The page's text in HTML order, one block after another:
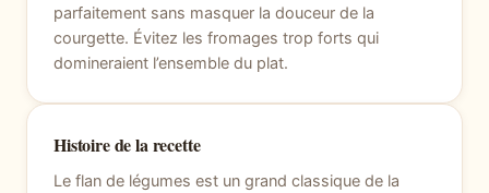
parfaitement sans masquer la douceur de la
courgette. Évitez les fromages trop forts qui
domineraient l’ensemble du plat.
Histoire de la recette
Le flan de légumes est un grand classique de la